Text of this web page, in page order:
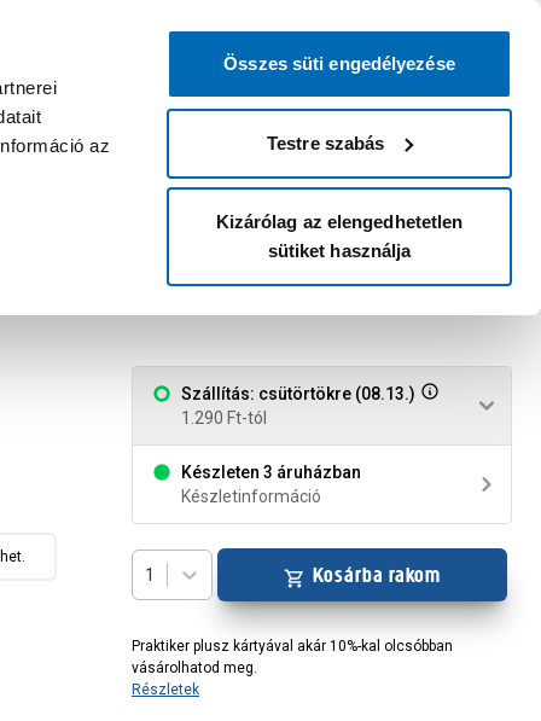
az
Összes süti engedélyezése
Testre szabás
Kizárólag az elengedhetetlen
sütiket használja
bejelentkezni?
Belépés Listáim
Áruházak és szolgáltatások
Szállítás: csütörtökre (08.13.)
1.290 Ft-tól
Készleten 3 áruházban
Készletinformáció
1 Kosárba rakom
Praktiker plusz kártyával akár 10%-kal olcsóbban
vásárolhatod meg.
Részletek